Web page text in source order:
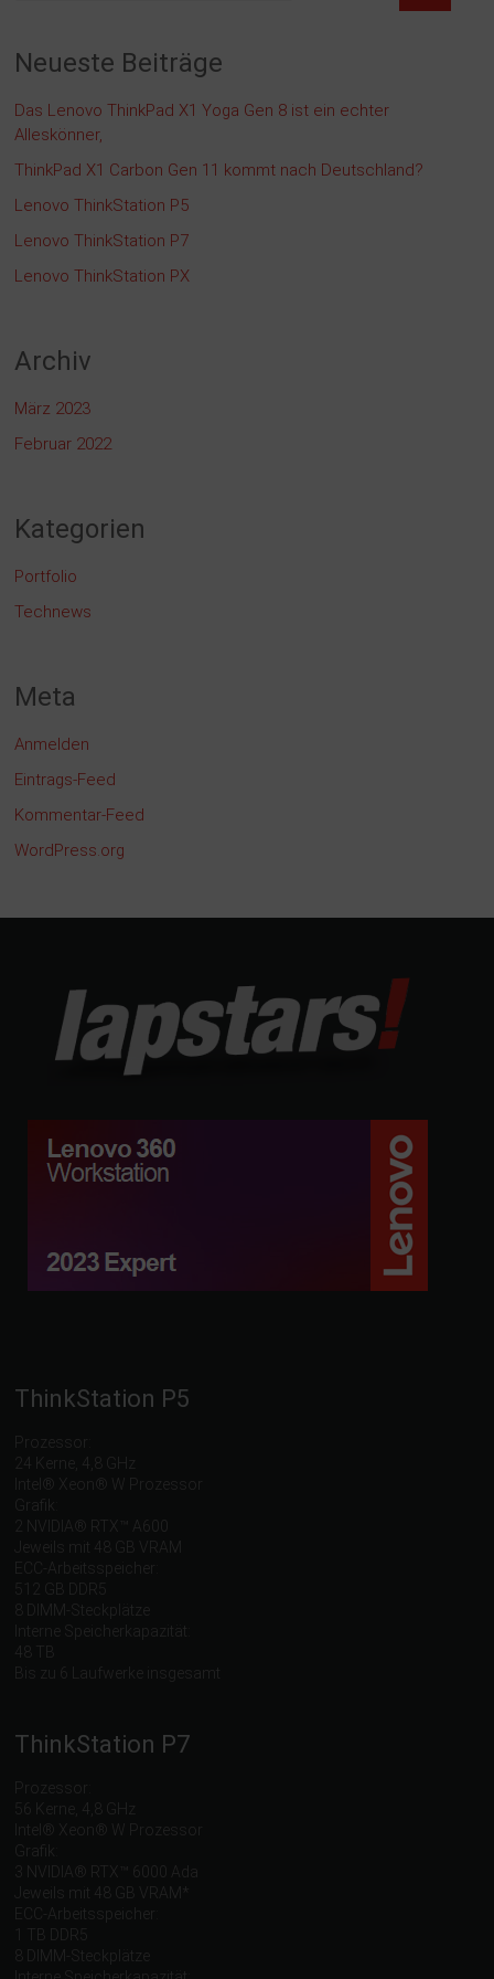
Neueste Beiträge
Das Lenovo ThinkPad X1 Yoga Gen 8 ist ein echter
Alleskönner,
ThinkPad X1 Carbon Gen 11 kommt nach Deutschland?
Lenovo ThinkStation P5
Lenovo ThinkStation P7
Lenovo ThinkStation PX
Archiv
März 2023
Februar 2022
Kategorien
Portfolio
Technews
Meta
Anmelden
Eintrags-Feed
Kommentar-Feed
WordPress.org
ThinkStation P5
Prozessor:
24 Kerne, 4,8 GHz
Intel® Xeon® W Prozessor
Grafik:
2 NVIDIA® RTX™ A600
Jeweils mit 48 GB VRAM
ECC-Arbeitsspeicher:
512 GB DDR5
8 DIMM-Steckplätze
Interne Speicherkapazität:
48 TB
Bis zu 6 Laufwerke insgesamt
ThinkStation P7
Prozessor:
56 Kerne, 4,8 GHz
Intel® Xeon® W Prozessor
Grafik:
3 NVIDIA® RTX™ 6000 Ada
Jeweils mit 48 GB VRAM*
ECC-Arbeitsspeicher:
1 TB DDR5
8 DIMM-Steckplätze